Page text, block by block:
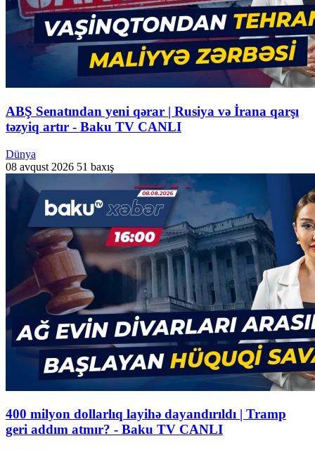
ABŞ Senatından yeni qərar | Rusiya və İrana qarşı
təzyiq artır - Baku TV CANLI
Dünya
08 avqust 2026 51 baxış
400 milyon dollarlıq layihə dayandırıldı | Tramp
geri addım atmır? - Baku TV CANLI